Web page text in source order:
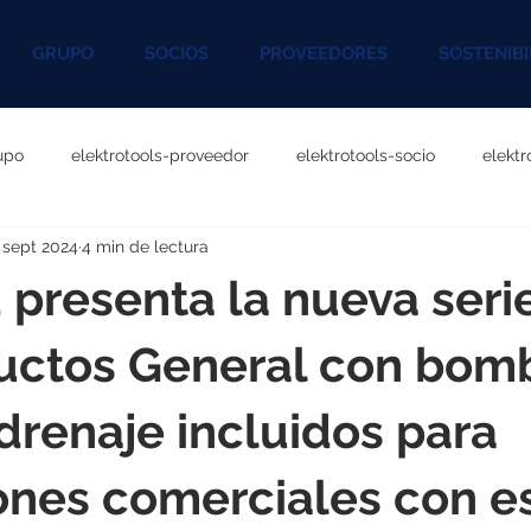
GRUPO SOCIOS PROVEEDORES
elektrotools-proveedor elektrotools-socio
P060000 elektrotools-P027000
P096000 elektrotools-P041000 elektrotools-
P046000 elektrotools-P121000 elektrotools-
la nueva
General con
incluidos para
comerciales con
sept 2024 4 min de lectura